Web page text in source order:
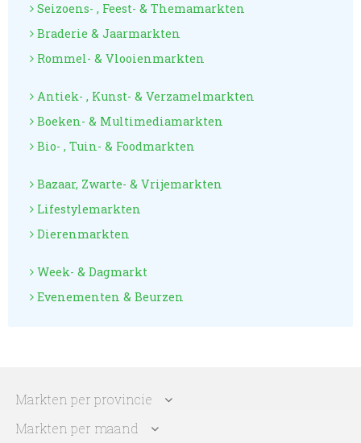
Seizoens- , Feest- & Themamarkten
Braderie & Jaarmarkten
Rommel- & Vlooienmarkten
Antiek- , Kunst- & Verzamelmarkten
Boeken- & Multimediamarkten
Bio- , Tuin- & Foodmarkten
Bazaar, Zwarte- & Vrijemarkten
Lifestylemarkten
Dierenmarkten
Week- & Dagmarkt
Evenementen & Beurzen
Markten per provincie
Markten per maand